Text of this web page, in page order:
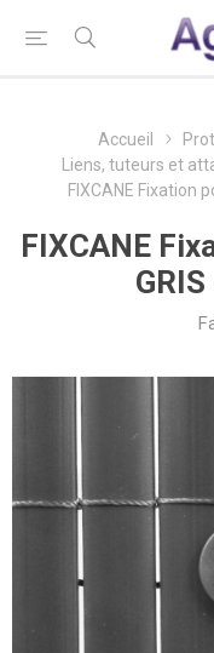
Accueil
Liens, tuteurs et
FIXCANE Fixation
FIXCANE